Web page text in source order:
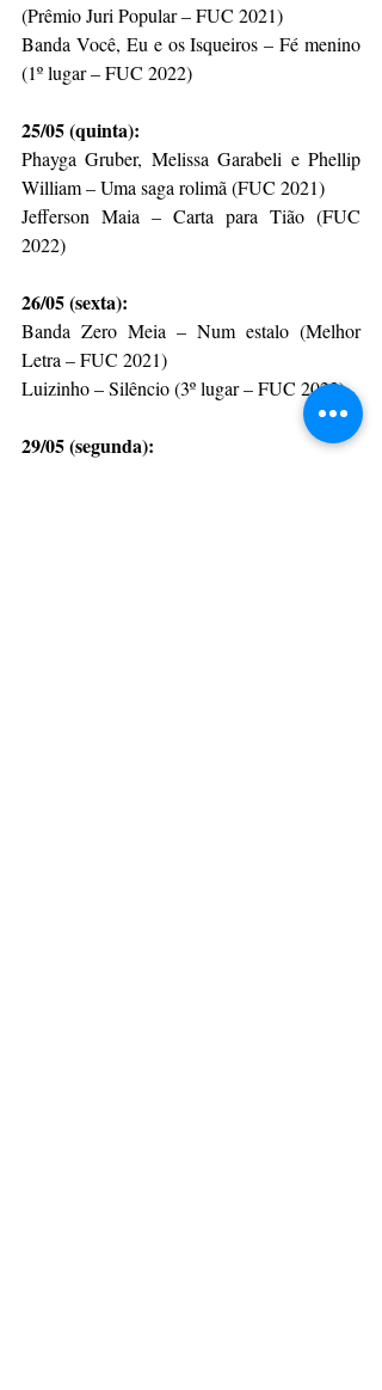
(Prêmio Juri Popular – FUC 2021)
Banda Você, Eu e os Isqueiros – Fé menino
(1º lugar – FUC 2022)
25/05 (quinta):
Phayga Gruber, Melissa Garabeli e Phellip
William – Uma saga rolimã (FUC 2021)
Jefferson Maia – Carta para Tião (FUC
2022)
26/05 (sexta):
Banda Zero Meia – Num estalo (Melhor
Letra – FUC 2021)
Luizinho – Silêncio (3º lugar – FUC 2022)
29/05 (segunda):